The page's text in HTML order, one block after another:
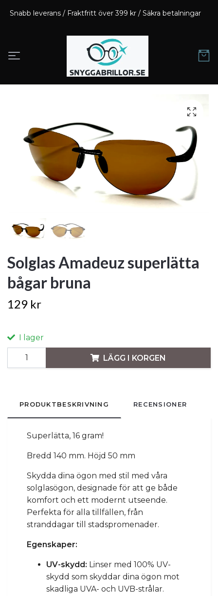
Snabb leverans / Fraktfritt över 399 kr / Säkra betalningar
Solglas Amadeuz superlätta
bågar bruna
129 kr
I lager
LÄGG I KORGEN
PRODUKTBESKRIVNING RECENSIONER
Superlätta, 16 gram!
Bredd 140 mm. Höjd 50 mm
Skydda dina ögon med stil med våra
solglasögon, designade för att ge både
komfort och ett modernt utseende.
Perfekta för alla tillfällen, från
stranddagar till stadspromenader.
Egenskaper:
UV-skydd: Linser med 100% UV-
skydd som skyddar dina ögon mot
skadliga UVA- och UVB-strålar.